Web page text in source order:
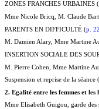
ZONES FRANCHES URBAINES (
Mme Nicole Bricq, M. Claude
PARENTS EN DIFFICULTÉ (p.
M. Damien Alary, Mme Martine
INSERTION SOCIALE DES
M. Pierre Cohen, Mme Martine
Suspension et reprise de la séance (
2. Egalité entre les femmes et les
Mme Elisabeth Guigou, garde des